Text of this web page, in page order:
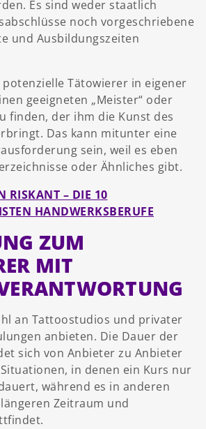
Es sind weder staatlich
noch vorgeschriebene
und Ausbildungszeiten
Tätowierer in eigener
geeigneten „Meister“ oder
finden, der ihm die Kunst des
Das kann mitunter eine
sein, weil es eben
oder Ähnliches gibt.
RISKANT – DIE 10
HANDWERKSBERUFE
ZUM
MIT
an Tattoostudios und privater
anbieten. Die Dauer der
sich von Anbieter zu Anbieter
in denen ein Kurs nur
während es in anderen
Zeitraum und